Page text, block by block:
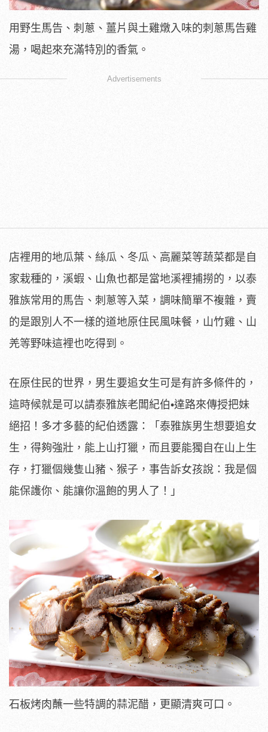
用野生馬告、刺蔥、薑片與土雞燉入味的刺蔥馬告雞
湯，喝起來充滿特別的香氣。
Advertisements
店裡用的地瓜葉、絲瓜、冬瓜、高麗菜等蔬菜都是自
家栽種的，溪蝦、山魚也都是當地溪裡捕撈的，以泰
雅族常用的馬告、刺蔥等入菜，調味簡單不複雜，賣
的是跟別人不一樣的道地原住民風味餐，山竹雞、山
羌等野味這裡也吃得到。
在原住民的世界，男生要追女生可是有許多條件的，
這時候就是可以請泰雅族老闆紀伯•達路來傳授把妹
絕招！多才多藝的紀伯透露：「泰雅族男生想要追女
生，得夠強壯，能上山打獵，而且要能獨自在山上生
存，打獵個幾隻山豬、猴子，事告訴女孩說：我是個
能保護你、能讓你溫飽的男人了！」
石板烤肉蘸一些特調的蒜泥醋，更顯清爽可口。